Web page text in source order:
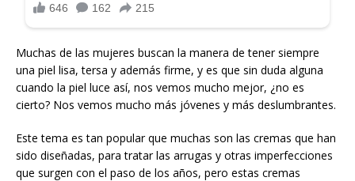
Muchas de las mujeres buscan la manera de tener siempre
una piel lisa, tersa y además firme, y es que sin duda alguna
cuando la piel luce así, nos vemos mucho mejor, ¿no es
cierto? Nos vemos mucho más jóvenes y más deslumbrantes.
Este tema es tan popular que muchas son las cremas que han
sido diseñadas, para tratar las arrugas y otras imperfecciones
que surgen con el paso de los años, pero estas cremas